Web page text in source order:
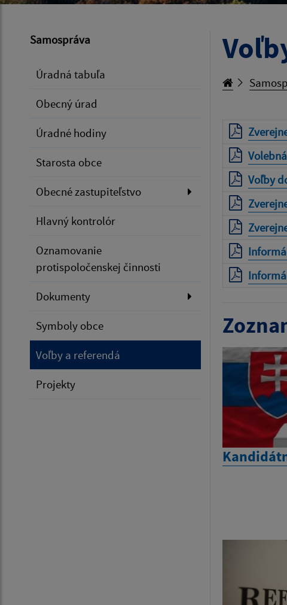
Samospráva
Úradná tabuľa
Obecný úrad
Úradné hodiny
Starosta obce
Obecné zastupiteľstvo
Hlavný kontrolór
Oznamovanie
protispoločenskej činnosti
Dokumenty
Symboly obce
Voľby a referendá
Projekty
Voľby